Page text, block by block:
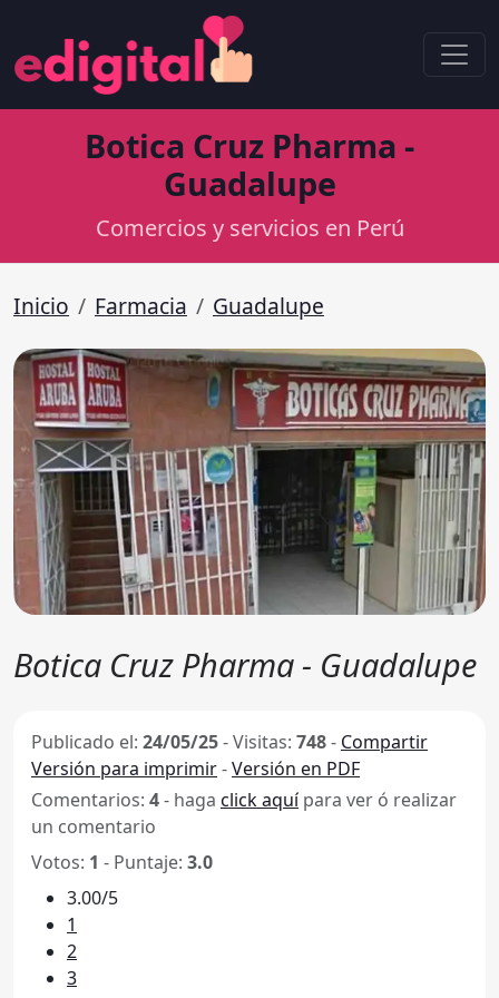
Botica Cruz Pharma -
Guadalupe
Comercios y servicios en Perú
Inicio Farmacia Guadalupe
Botica Cruz Pharma - Guadalupe
Publicado el: 24/05/25-Visitas: 748- Compartir
Versión para imprimir-Versión en PDF
Comentarios: 4- haga click aquípara ver ó realizar
un comentario
Votos: 1 - Puntaje: 3.0
3.00/5
1
2
3